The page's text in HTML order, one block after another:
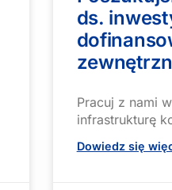
ds.
Pracuj z nami
infrastrukturę
Dowiedz się